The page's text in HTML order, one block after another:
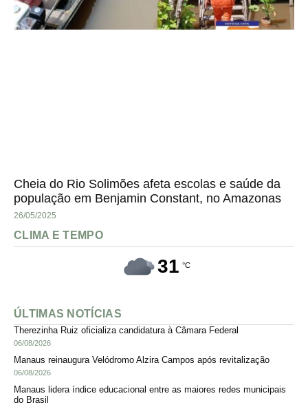
Cheia do Rio Solimões afeta escolas e saúde da
população em Benjamin Constant, no Amazonas
26/05/2025
CLIMA E TEMPO
31 °C
ÚLTIMAS NOTÍCIAS
Therezinha Ruiz oficializa candidatura à Câmara Federal
06/08/2026
Manaus reinaugura Velódromo Alzira Campos após revitalização
06/08/2026
Manaus lidera índice educacional entre as maiores redes municipais
do Brasil